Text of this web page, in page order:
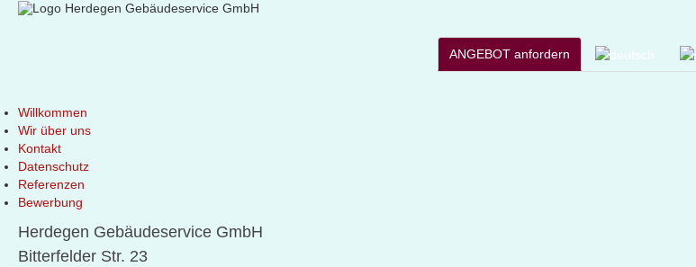
ANGEBOT anfordern
Willkommen
Wir über uns
Kontakt
Datenschutz
Referenzen
Bewerbung
Herdegen Gebäudeservice GmbH
Bitterfelder Str. 23